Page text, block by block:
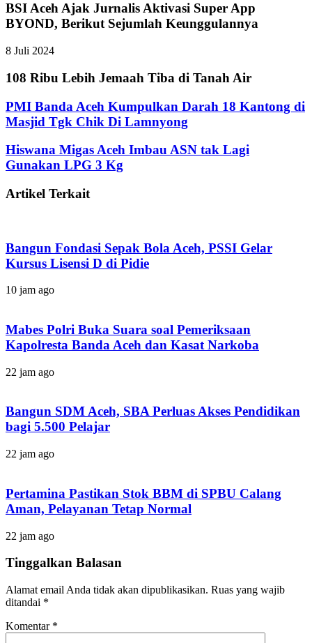
BSI Aceh Ajak Jurnalis Aktivasi Super App
BYOND, Berikut Sejumlah Keunggulannya
8 Juli 2024
108 Ribu Lebih Jemaah Tiba di Tanah Air
PMI Banda Aceh Kumpulkan Darah 18 Kantong di
Masjid Tgk Chik Di Lamnyong
Hiswana Migas Aceh Imbau ASN tak Lagi
Gunakan LPG 3 Kg
Artikel Terkait
Bangun Fondasi Sepak Bola Aceh, PSSI Gelar
Kursus Lisensi D di Pidie
10 jam ago
Mabes Polri Buka Suara soal Pemeriksaan
Kapolresta Banda Aceh dan Kasat Narkoba
22 jam ago
Bangun SDM Aceh, SBA Perluas Akses Pendidikan
bagi 5.500 Pelajar
22 jam ago
Pertamina Pastikan Stok BBM di SPBU Calang
Aman, Pelayanan Tetap Normal
22 jam ago
Tinggalkan Balasan
Alamat email Anda tidak akan dipublikasikan. Ruas yang wajib
ditandai *
Komentar *